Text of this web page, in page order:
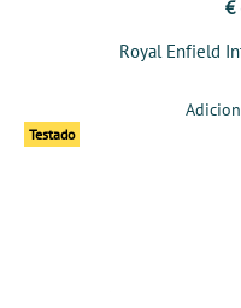
€
Royal Enfield
Testado